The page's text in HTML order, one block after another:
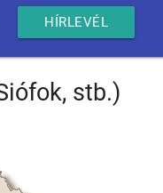
HÍRLEVÉL
stb.)